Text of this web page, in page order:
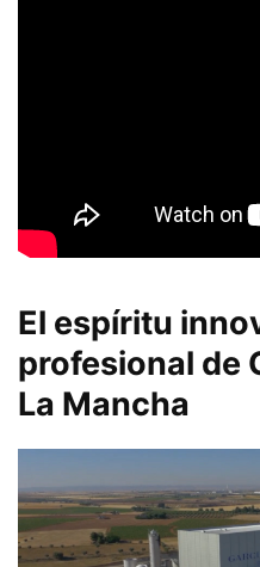
El espíritu
profesional de
La Mancha